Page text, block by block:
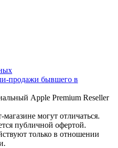
продажи бывшего в
Apple Premium Reseller
могут отличаться.
публичной офертой.
только в отношении